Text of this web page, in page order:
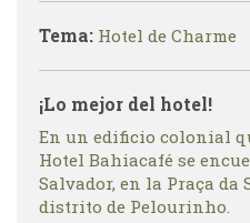
Tema: Hotel de Charme
¡Lo mejor del hotel!
En un edificio colonial
Hotel Bahiacafé se
Salvador, en la Praça da
distrito de Pelourinho.